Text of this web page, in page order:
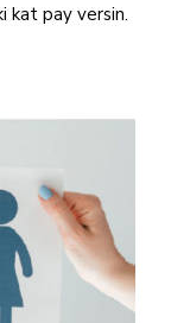
kat pay versin.